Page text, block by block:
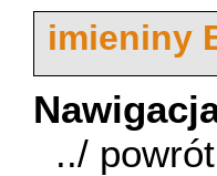
imieniny
../